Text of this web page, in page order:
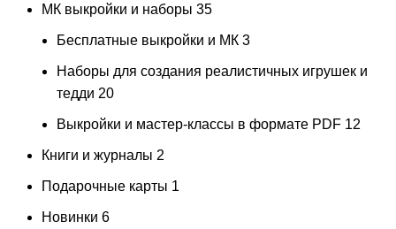
МК выкройки и наборы 35
Бесплатные выкройки и МК 3
Наборы для создания реалистичных игрушек и
тедди 20
Выкройки и мастер-классы в формате PDF 12
Книги и журналы 2
Подарочные карты 1
Новинки 6